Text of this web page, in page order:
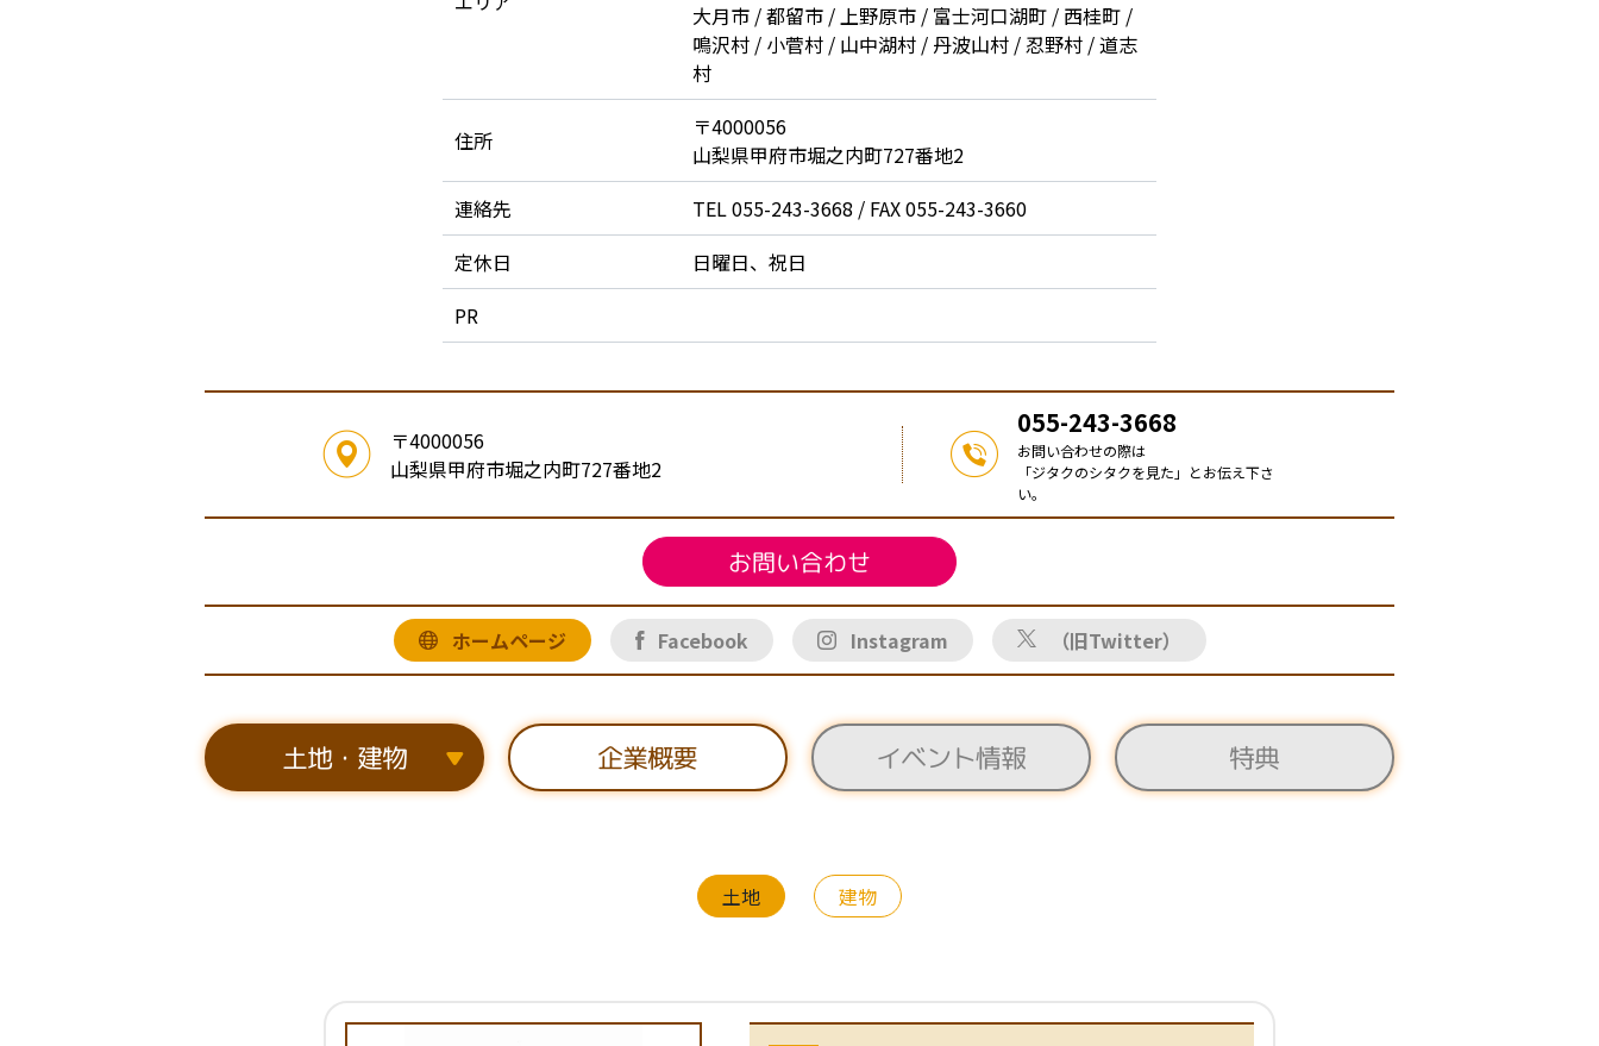
大月市 / 都留市 / 上野原市 / 富士河口湖町 / 西桂町 /
鳴沢村 / 小菅村 / 山中湖村 / 丹波山村 / 忍野村 / 道志
村
住所
〒4000056
山梨県甲府市堀之内町727番地2
連絡先
TEL 055-243-3668 / FAX 055-243-3660
定休日
日曜日、祝日
PR
〒4000056
山梨県甲府市堀之内町727番地2
055-243-3668
お問い合わせの際は
「ジタクのシタクを見た」とお伝え下さ
い。
お問い合わせ
ホームページ Facebook Instagram （旧Twitter）
土地・建物 企業概要 イベント情報 特典
土地 建物